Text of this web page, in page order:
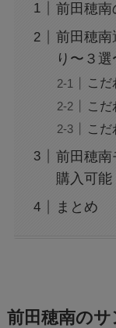
前田穂南
前田穂南
り〜３選
こだ
こ
こ
前田穂南
購入可能
まとめ
前田穂南の